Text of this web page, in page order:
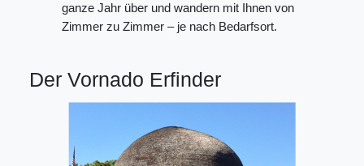
ganze Jahr über und wandern mit Ihnen von
Zimmer zu Zimmer – je nach Bedarfsort.
Der Vornado Erfinder